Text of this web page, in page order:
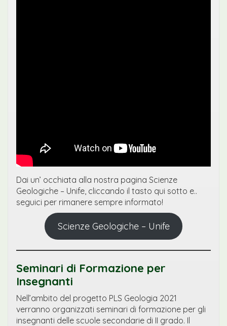
Dai un’ occhiata alla nostra pagina Scienze
Geologiche – Unife, cliccando il tasto qui sotto e..
seguici per rimanere sempre informato!
Scienze Geologiche – Unife
Seminari di Formazione per
Insegnanti
Nell’ambito del progetto PLS Geologia 2021
verranno organizzati seminari di formazione per gli
insegnanti delle scuole secondarie di II grado. Il